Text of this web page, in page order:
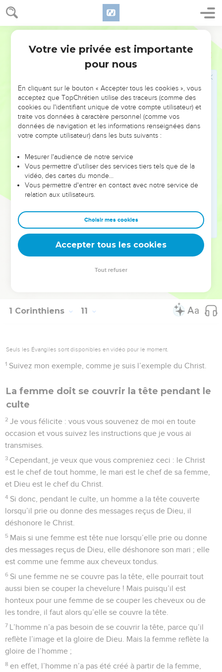
1 Corinthiens 10
acceptiez d’y aller, mangez de tout ce qu’on vous servira,
sans poser de question par motif de conscience.
sacrifice offert aux idoles », alors n’en mangez pas, à cause
de celui qui a fait cette remarque et par motif de conscience
de l’autre. « Mais pourquoi, demandera-t-on, ma liberté
devrait-elle être limitée par la conscience de quelqu’un
d’autre ?
Si je remercie Dieu pour ce que je mange, pourquoi me
critiquerait-on au sujet de cette nourriture pour laquelle j’ai
dit merci ? »
Ainsi, que vous mangiez, que vous buviez, ou que vous
fassiez quoi que ce soit, faites tout pour la gloire de Dieu.
Vivez de façon à ne scandaliser ni les Juifs, ni les non-
Comportez-vous comme moi : je m’efforce de plaire à tous
en toutes choses ; je ne cherche pas mon propre bien, mais
le bien d’une multitude de gens, afin qu’ils soient sauvés.
© Société biblique française – Bibli’O, 1997, avec autorisation. Pour vous procurer
1 Corinthiens 11
Seuls les Évangiles sont disponibles en vidéo pour le moment.
1 Suivez mon exemple, comme je suis l’exemple du Christ.
La femme doit se couvrir la tête pendant le
culte
2 Je vous félicite : vous vous souvenez de moi en toute
occasion et vous suivez les instructions que je vous ai
transmises.
3 Cependant, je veux que vous compreniez ceci : le Christ
est le chef de tout homme, le mari est le chef de sa femme,
et Dieu est le chef du Christ.
4 Si donc, pendant le culte, un homme a la tête couverte
lorsqu’il prie ou donne des messages reçus de Dieu, il
déshonore le Christ.
5 Mais si une femme est tête nue lorsqu’elle prie ou donne
des messages reçus de Dieu, elle déshonore son mari ; elle
est comme une femme aux cheveux tondus.
6 Si une femme ne se couvre pas la tête, elle pourrait tout
aussi bien se couper la chevelure ! Mais puisqu’il est
honteux pour une femme de se couper les cheveux ou de
les tondre, il faut alors qu’elle se couvre la tête.
7 L’homme n’a pas besoin de se couvrir la tête, parce qu’il
reflète l’image et la gloire de Dieu. Mais la femme reflète la
gloire de l’homme ;
8 en effet, l’homme n’a pas été créé à partir de la femme,
Votre vie privée est importante
pour nous
En cliquant sur le bouton « Accepter tous les cookies », vous
acceptez que TopChrétien utilise des traceurs (comme des
cookies ou l'identifiant unique de votre compte utilisateur) et
traite vos données à caractère personnel (comme vos
données de navigation et les informations renseignées dans
votre compte utilisateur) dans les buts suivants :
Mesurer l'audience de notre service
Vous permettre d'utiliser des services tiers tels que de la
vidéo, des cartes du monde…
Vous permettre d'entrer en contact avec notre service de
relation aux utilisateurs.
Choisir mes cookies
Accepter tous les cookies
Tout refuser